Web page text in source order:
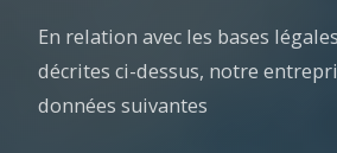
En relation avec les bases
décrites ci-dessus, notre
données suivantes